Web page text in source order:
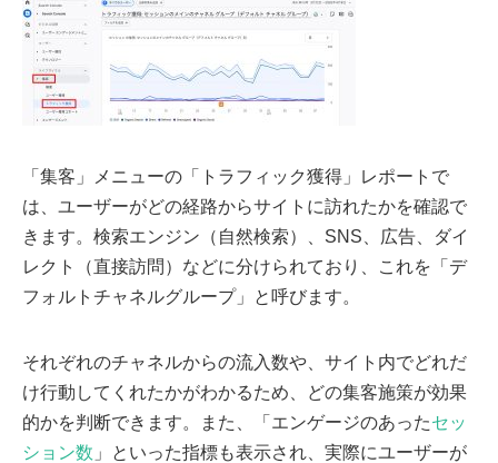
「集客」メニューの「トラフィック獲得」レポートで
は、ユーザーがどの経路からサイトに訪れたかを確認で
きます。検索エンジン（自然検索）、SNS、広告、ダイ
レクト（直接訪問）などに分けられており、これを「デ
フォルトチャネルグループ」と呼びます。
それぞれのチャネルからの流入数や、サイト内でどれだ
け行動してくれたかがわかるため、どの集客施策が効果
的かを判断できます。また、「エンゲージのあったセッ
ション数 」といった指標も表示され、実際にユーザーが